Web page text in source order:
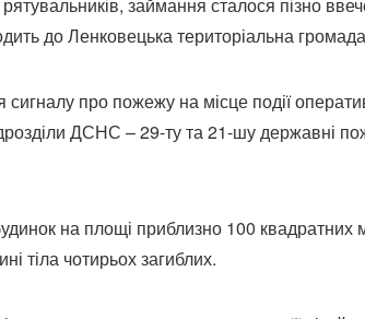
до Ленковецька територіальна
сигналу про пожежу на місце події
ДСНС – 29-ту та 21-шу державні
на площі приблизно 100 квадратних
тіла чотирьох загиблих.